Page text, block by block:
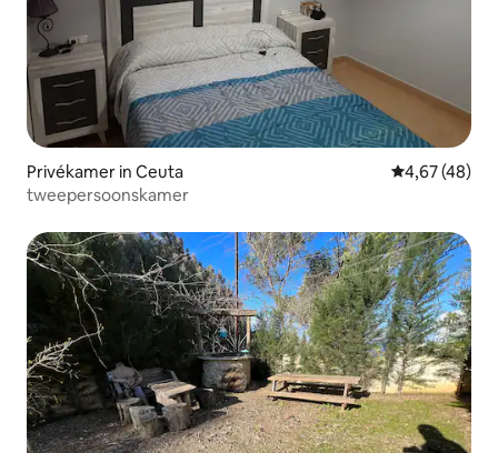
Privékamer in Ceuta Gemiddelde
4,67 (48)
tweepersoonskamer